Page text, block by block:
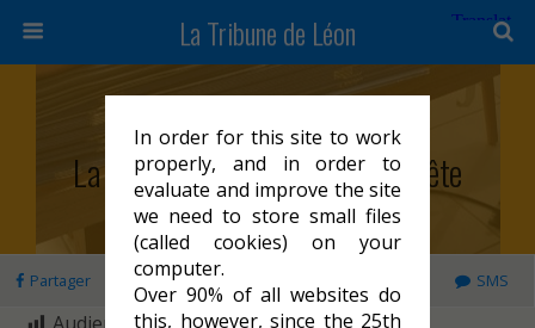
In order for this site to work
properly, and in order to
evaluate and improve the site
we need to store small files
(called cookies) on your
computer.
Over 90% of all websites do
this, however, since the 25th
La Tribune de Léon
Vendredi 14 Octobre 2022
La 1ère Édition Papier Est Fin Prête
Partager Tweeter SMS